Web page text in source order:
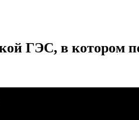
ГЭС, в котором